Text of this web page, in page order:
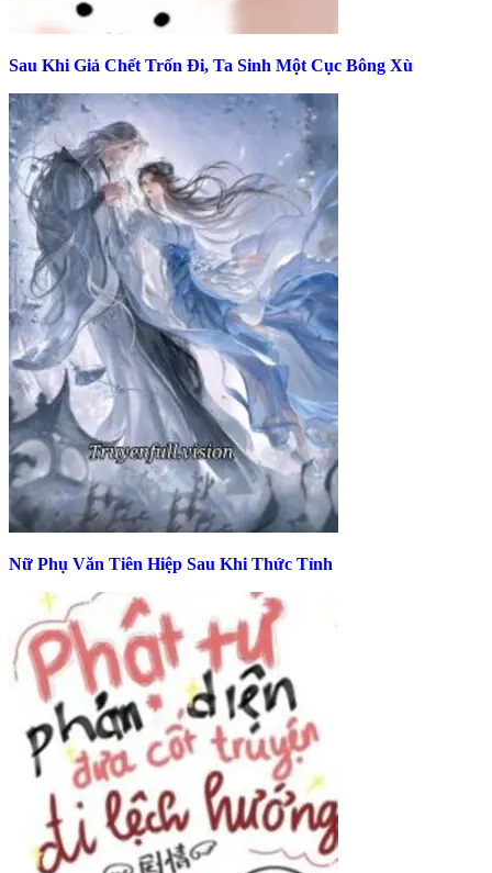
Sau Khi Giả Chết Trốn Đi, Ta Sinh Một Cục Bông Xù
Nữ Phụ Văn Tiên Hiệp Sau Khi Thức Tỉnh